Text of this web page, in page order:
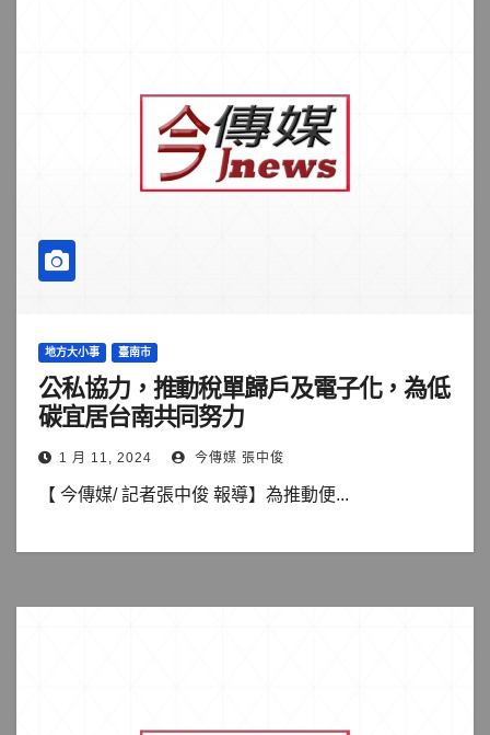
地方大小事 臺南市
公私協力，推動稅單歸戶及電子化，為低
碳宜居台南共同努力
1 月 11, 2024 今傳媒 張中俊
【 今傳媒/ 記者張中俊 報導】為推動便...